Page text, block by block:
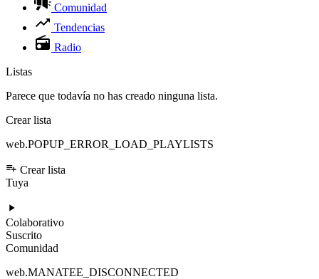
Comunidad
Tendencias
Radio
Listas
Parece que todavía no has creado ninguna lista.
Crear lista
web.POPUP_ERROR_LOAD_PLAYLISTS
Crear lista
Tuya
Colaborativo
Suscrito
Comunidad
web.MANATEE_DISCONNECTED